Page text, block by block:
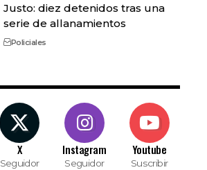
Justo: diez detenidos tras una
serie de allanamientos
Policiales
X
Seguidor
Instagram
Seguidor
Youtube
Suscribir